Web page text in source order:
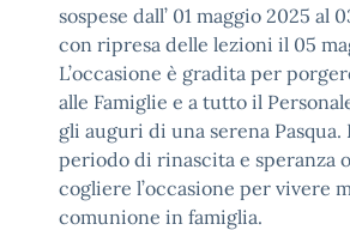
sospese dall’ 01 maggio 2025 al
con ripresa delle lezioni il 05
L’occasione è gradita per
alle Famiglie e a tutto il
gli auguri di una serena Pasqua.
periodo di rinascita e speranza
cogliere l’occasione per vivere
comunione in famiglia.